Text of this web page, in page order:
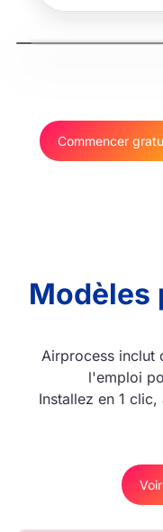
Commencer
Modèles
Airprocess inclut
l'emploi
Installez en 1